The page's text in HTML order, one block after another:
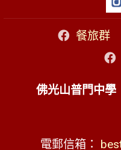
餐旅群
佛光山普門中學
電郵信箱：